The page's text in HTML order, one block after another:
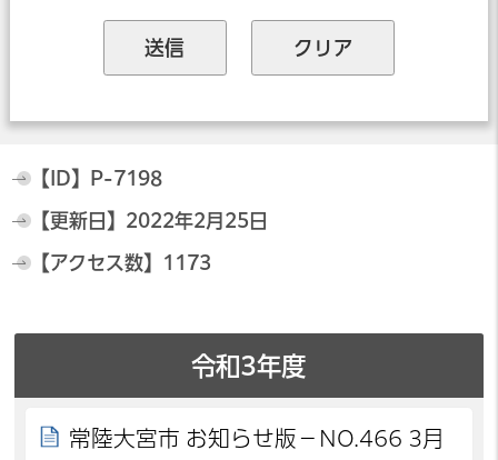
【ID】 P-7198
【更新日】 2022年2月25日
【アクセス数】 1173
令和3年度
常陸大宮市 お知らせ版－NO.466 3月